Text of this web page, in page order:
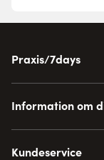
Praxis/7days
Information om
Kundeservice